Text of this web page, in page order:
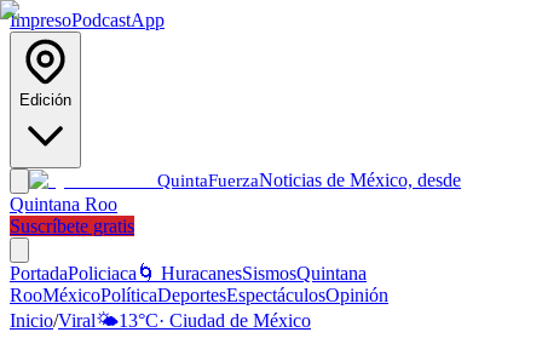
ImpresoPodcastApp
Edición
QuintaFuerzaNoticias de México, desde
Quintana Roo
Suscríbete gratis
PortadaPoliciaca 🌀 HuracanesSismosQuintana
RooMéxicoPolíticaDeportesEspectáculosOpinión
Inicio/Viral🌤️13°C· Ciudad de México